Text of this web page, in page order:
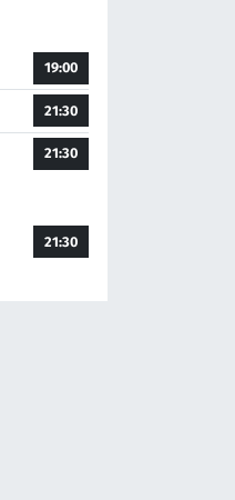
19:00
21:30
21:30
21:30